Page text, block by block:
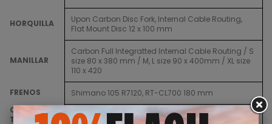
HORQUILLA
Upon Carbon Disc Fork, Internal Cable Routing,
Flat Mount Disc 12 x 100 mm
MANILLAR
Carbon Full Integratted Internal Cable Routing / S
size 80 x 380 mm / M, L size 90 x 400mm / XL size
110 x 420
FRENOS
Shimano 105 R7120, RT-CL700 180 mm
CAMBIO
TRASERO
Shimano 105 R7100, Shadow 12-Speed